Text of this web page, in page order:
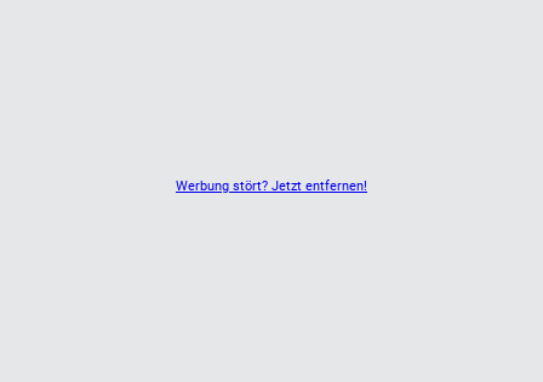
Werbung stört? Jetzt entfernen!